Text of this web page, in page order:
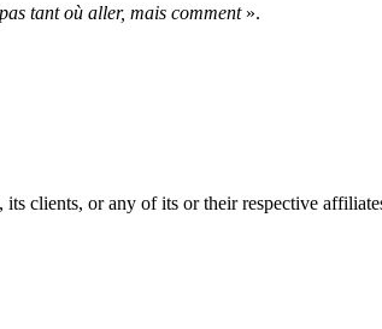
tant où aller, mais comment».
clients, or any of its or their respective